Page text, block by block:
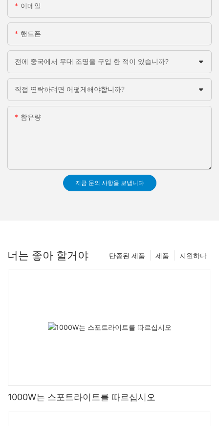
이메일
핸드폰
전에 중국에서 무대 조명을 구입 한 적이 있습니까?
직접 연락하려면 어떻게해야합니까?
함유량
지금 문의 사항을 보냅니다
너는 좋아 할거야 지원하다
제품
단종된 제품
1000W는 스포트라이트를 따르십시오